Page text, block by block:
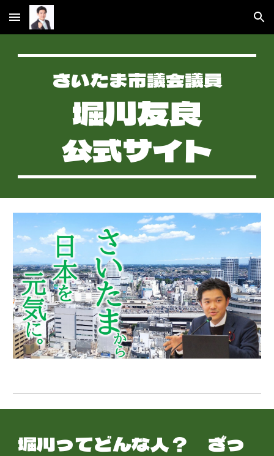
Skip to main content Skip to navigation
さいたま市議会議員
堀川友良
公式サイト
堀川ってどんな人？ ざっ